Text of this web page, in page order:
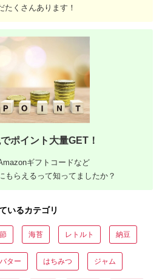
たくさんあります！
ポイント大量GET！
ギフトコードなど
もらえるって知ってましたか？
いるカテゴリ
海苔 レトルト 納豆
バター はちみつ ジャム